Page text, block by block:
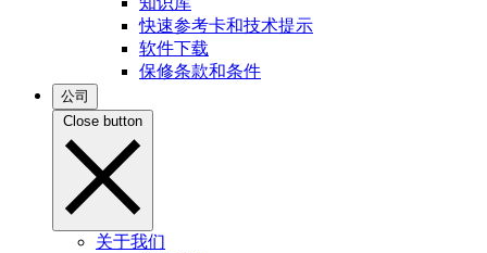
快速参考卡和技术提示
软件下载
保修条款和条件
公司
Close button
关于我们